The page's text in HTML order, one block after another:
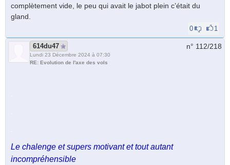
complètement vide, le peu qui avait le jabot plein c’était du
gland.
0 1
614du47
Lundi 23 Décembre 2024 à 07:30
RE: Evolution de l'axe des vols
n° 112/218
Le chalenge et supers motivant et tout autant
incompréhensible